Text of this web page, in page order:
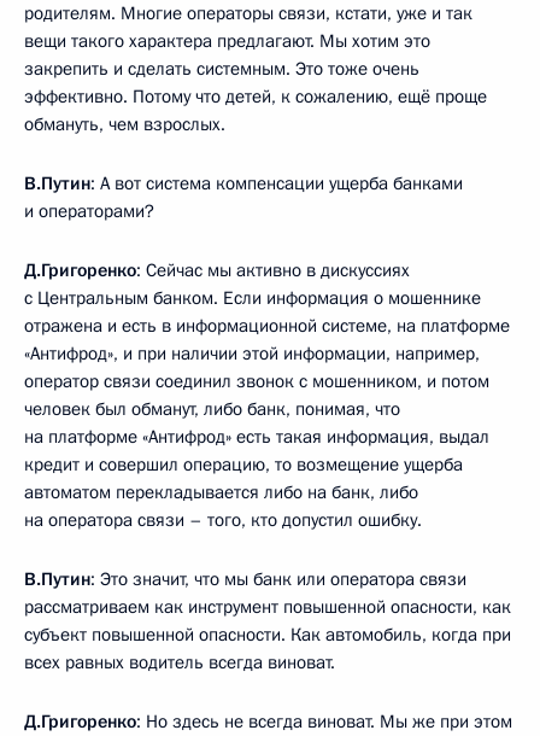
родителям. Многие операторы связи, кстати, уже и так
вещи такого характера предлагают. Мы хотим это
закрепить и сделать системным. Это тоже очень
эффективно. Потому что детей, к сожалению, ещё проще
обмануть, чем взрослых.
В.Путин: А вот система компенсации ущерба банками
и операторами?
Д.Григоренко: Сейчас мы активно в дискуссиях
с Центральным банком. Если информация о мошеннике
отражена и есть в информационной системе, на платформе
«Антифрод», и при наличии этой информации, например,
оператор связи соединил звонок с мошенником, и потом
человек был обманут, либо банк, понимая, что
на платформе «Антифрод» есть такая информация, выдал
кредит и совершил операцию, то возмещение ущерба
автоматом перекладывается либо на банк, либо
на оператора связи – того, кто допустил ошибку.
В.Путин: Это значит, что мы банк или оператора связи
рассматриваем как инструмент повышенной опасности, как
субъект повышенной опасности. Как автомобиль, когда при
всех равных водитель всегда виноват.
Д.Григоренко: Но здесь не всегда виноват. Мы же при этом